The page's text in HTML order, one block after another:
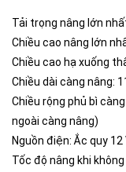
Tải trọng nâng lớn
Chiều cao nâng lớn
Chiều cao hạ xuống
Chiều dài càng nâng:
Chiều rộng phủ bì
ngoài càng nâng)
Nguồn điện: Ắc quy
Tốc độ nâng khi